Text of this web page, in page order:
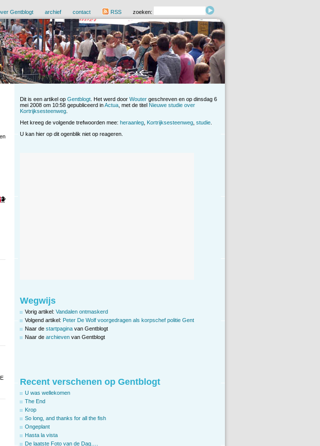
Gentblogt archief contact RSS zoeken:
Dit is een artikel op Gentblogt . Het werd door Wouter geschreven en op dinsdag 6
mei 2008 om 10:58 gepubliceerd inActua , met de titel Nieuwe studie over
Kortrijksesteenweg
Het kreeg de volgende trefwoorden mee: heraanleg Kortrijksesteenweg studie
U kan hier op dit ogenblik niet op reageren.
Wegwijs
Vorig artikel: Vandalen ontmaskerd
Volgend artikel: Peter De Wolf voorgedragen als korpschef politie Gent
Naar de startpagina van Gentblogt
Naar de archieven van Gentblogt
Recent verschenen op Gentblogt
U was wellekomen
The End
Krop
So long, and thanks for all the fish
Ongeplant
Hasta la vista
De laatste Foto van de Dag….